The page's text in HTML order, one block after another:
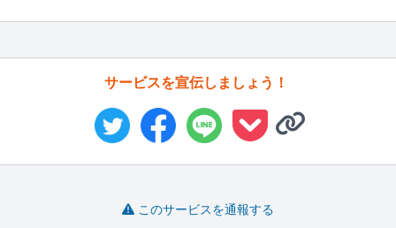
サービスを宣伝しましょう！
このサービスを通報する